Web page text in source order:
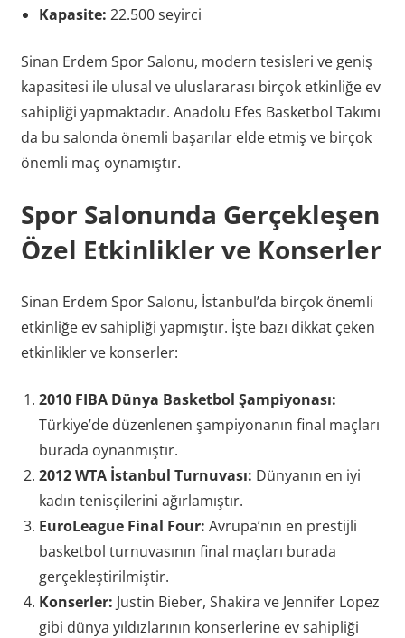
Kapasite: 22.500 seyirci
Sinan Erdem Spor Salonu, modern tesisleri ve geniş
kapasitesi ile ulusal ve uluslararası birçok etkinliğe ev
sahipliği yapmaktadır. Anadolu Efes Basketbol Takımı
da bu salonda önemli başarılar elde etmiş ve birçok
önemli maç oynamıştır.
Spor Salonunda Gerçekleşen
Özel Etkinlikler ve Konserler
Sinan Erdem Spor Salonu, İstanbul’da birçok önemli
etkinliğe ev sahipliği yapmıştır. İşte bazı dikkat çeken
etkinlikler ve konserler:
2010 FIBA Dünya Basketbol Şampiyonası:
Türkiye’de düzenlenen şampiyonanın final maçları
burada oynanmıştır.
2012 WTA İstanbul Turnuvası: Dünyanın en iyi
kadın tenisçilerini ağırlamıştır.
EuroLeague Final Four: Avrupa’nın en prestijli
basketbol turnuvasının final maçları burada
gerçekleştirilmiştir.
Konserler: Justin Bieber, Shakira ve Jennifer Lopez
gibi dünya yıldızlarının konserlerine ev sahipliği